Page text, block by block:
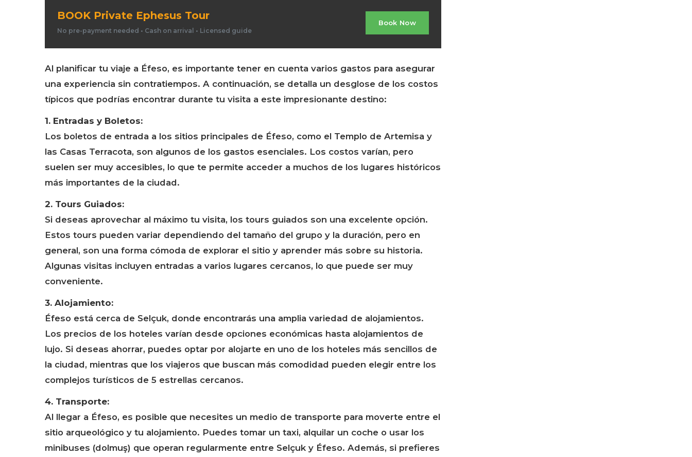
BOOK Private Ephesus Tour
No pre-payment needed • Cash on arrival • Licensed guide
Book Now
Al planificar tu viaje a Éfeso, es importante tener en cuenta varios gastos para asegurar
una experiencia sin contratiempos. A continuación, se detalla un desglose de los costos
típicos que podrías encontrar durante tu visita a este impresionante destino:
1. Entradas y Boletos:
Los boletos de entrada a los sitios principales de Éfeso, como el Templo de Artemisa y
las Casas Terracota, son algunos de los gastos esenciales. Los costos varían, pero
suelen ser muy accesibles, lo que te permite acceder a muchos de los lugares históricos
más importantes de la ciudad.
2. Tours Guiados:
Si deseas aprovechar al máximo tu visita, los tours guiados son una excelente opción.
Estos tours pueden variar dependiendo del tamaño del grupo y la duración, pero en
general, son una forma cómoda de explorar el sitio y aprender más sobre su historia.
Algunas visitas incluyen entradas a varios lugares cercanos, lo que puede ser muy
conveniente.
3. Alojamiento:
Éfeso está cerca de Selçuk, donde encontrarás una amplia variedad de alojamientos.
Los precios de los hoteles varían desde opciones económicas hasta alojamientos de
lujo. Si deseas ahorrar, puedes optar por alojarte en uno de los hoteles más sencillos de
la ciudad, mientras que los viajeros que buscan más comodidad pueden elegir entre los
complejos turísticos de 5 estrellas cercanos.
4. Transporte:
Al llegar a Éfeso, es posible que necesites un medio de transporte para moverte entre el
sitio arqueológico y tu alojamiento. Puedes tomar un taxi, alquilar un coche o usar los
minibuses (dolmuş) que operan regularmente entre Selçuk y Éfeso. Además, si prefieres